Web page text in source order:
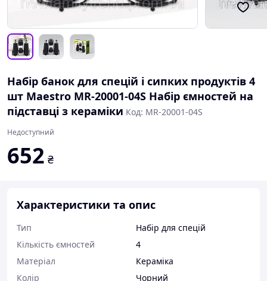
Набір банок для спецій і сипких продуктів 4
шт Maestro MR-20001-04S Набір ємностей на
підставці з кераміки Код: MR-20001-04S
Недоступний
652 ₴
Характеристики та опис
Тип
Набір для спецій
Кількість ємностей
4
Матеріал
Кераміка
Колір
Чорний